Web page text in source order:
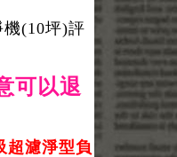
(10坪)評
可以退
超濾淨型負